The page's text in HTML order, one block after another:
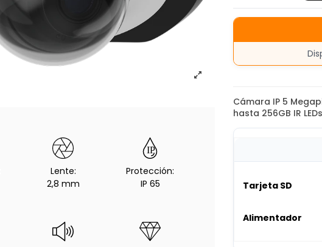
Lente:
2,8 mm
Protección:
IP 65
Cámara IP 5
hasta 256GB IR
Tarjeta SD
Alimentador